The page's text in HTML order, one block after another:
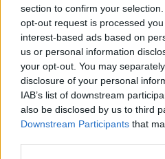
section to confirm your
opt-out request is processed
interest-based ads based on
us or personal information
your opt-out. You may
disclosure of your personal
IAB’s list of downstream
also be disclosed by us to third
Downstream Participants that
PISA — Alle
invece che alle
apertura chevenerdì 12 settembre
Acque di Pisa e Pontedera, a
informatico aziendale.
Gli sportelli interessati sono quelli
quello in via Toscoromagnola 10 a
via Molise 1 a Gello.